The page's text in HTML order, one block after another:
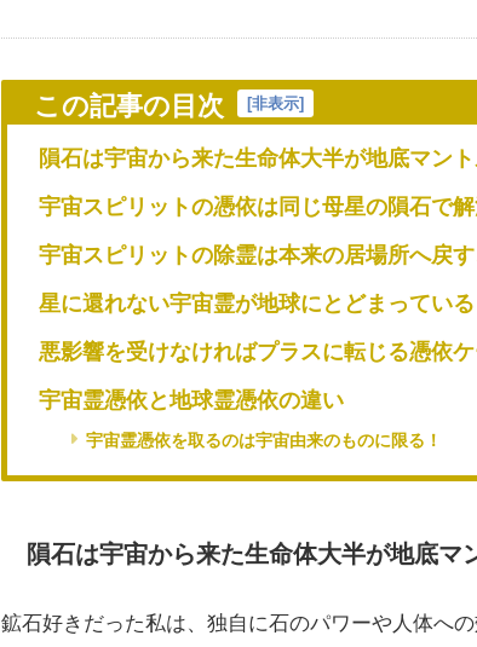
この記事の目次 [非表示]
隕石は宇宙から来た生命体大半が地底マン
宇宙スピリットの憑依は同じ母星の隕石で
宇宙スピリットの除霊は本来の居場所へ戻す
星に還れない宇宙霊が地球にとどまっている
悪影響を受けなければプラスに転じる憑依
宇宙霊憑依と地球霊憑依の違い
宇宙霊憑依を取るのは宇宙由来のものに限る！
隕石は宇宙から来た生命体大半が地底マ
鉱石好きだった私は、独自に石のパワーや人体へ